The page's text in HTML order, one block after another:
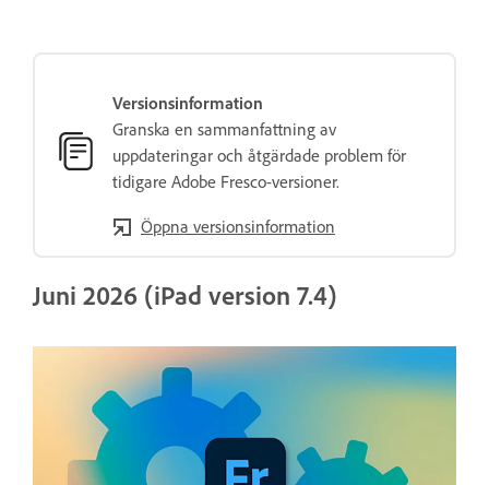
Versionsinformation
Granska en sammanfattning av
uppdateringar och åtgärdade problem för
tidigare Adobe Fresco-versioner.
Öppna versionsinformation
Juni 2026 (iPad version 7.4)